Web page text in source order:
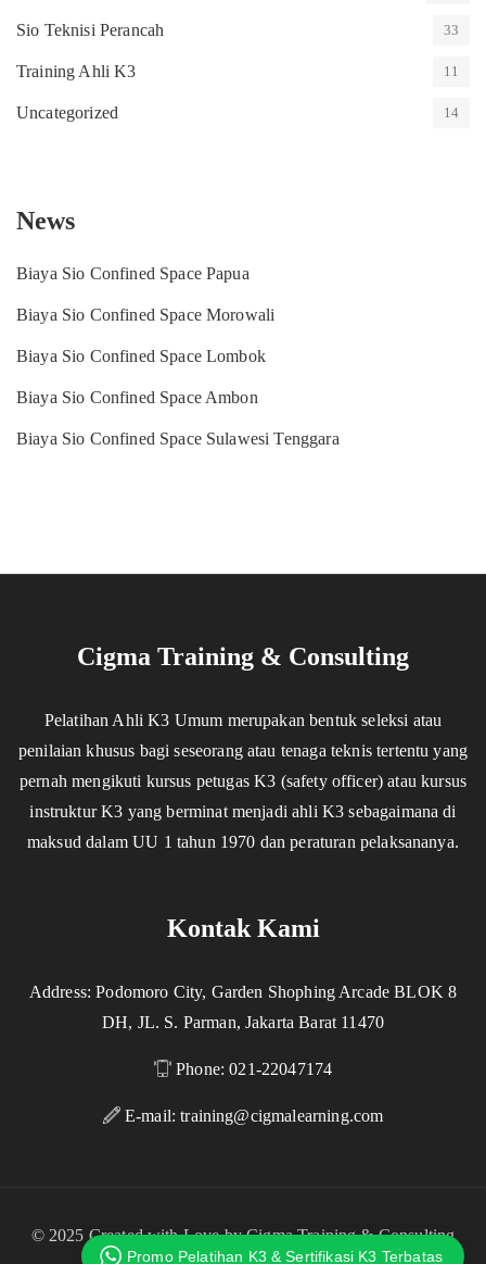
Sio Teknisi Perancah 33
Training Ahli K3 11
Uncategorized 14
News
Biaya Sio Confined Space Papua
Biaya Sio Confined Space Morowali
Biaya Sio Confined Space Lombok
Biaya Sio Confined Space Ambon
Biaya Sio Confined Space Sulawesi Tenggara
Cigma Training & Consulting
Pelatihan Ahli K3 Umum merupakan bentuk seleksi atau
penilaian khusus bagi seseorang atau tenaga teknis tertentu yang
pernah mengikuti kursus petugas K3 (safety officer) atau kursus
instruktur K3 yang berminat menjadi ahli K3 sebagaimana di
maksud dalam UU 1 tahun 1970 dan peraturan pelaksananya.
Kontak Kami
Address: Podomoro City, Garden Shophing Arcade BLOK 8
DH, JL. S. Parman, Jakarta Barat 11470
Phone: 021-22047174
E-mail:training@cigmalearning.com
© 2025 Created with Love by Cigma Training & Consulting
Promo Pelatihan K3 & Sertifikasi K3 Terbatas